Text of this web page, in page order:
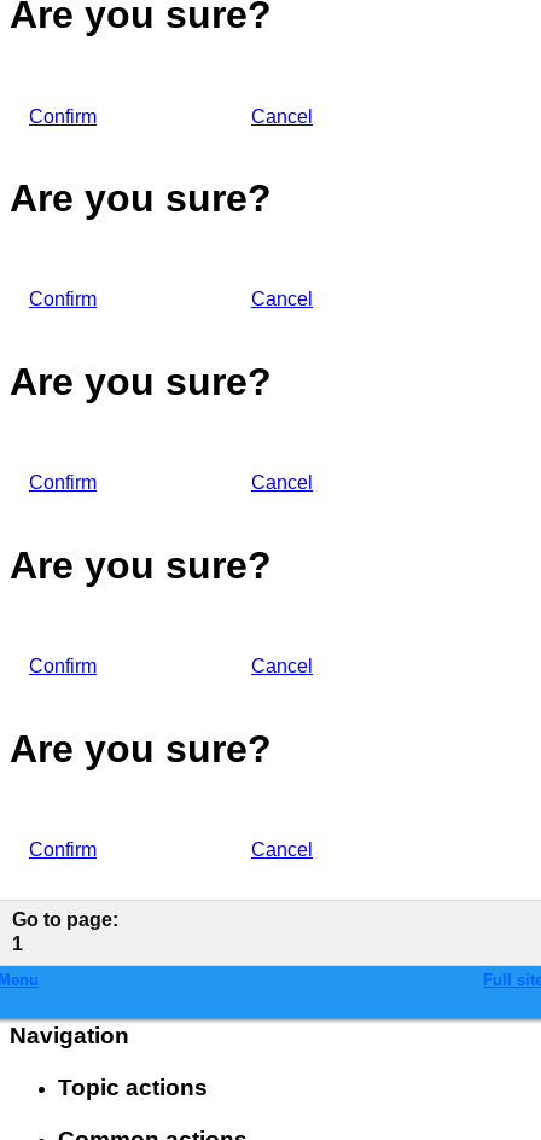
Are you sure?
Confirm Cancel
Are you sure?
Confirm Cancel
Are you sure?
Confirm Cancel
Are you sure?
Confirm Cancel
Are you sure?
Confirm Cancel
Go to page:
1
Full
Navigation
Topic actions